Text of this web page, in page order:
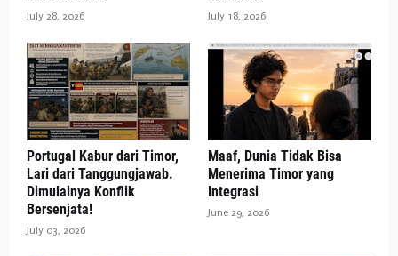
July 28, 2026 July 18, 2026
Portugal Kabur dari Timor,
Lari dari Tanggungjawab.
Dimulainya Konflik
Bersenjata!
July 03, 2026
Maaf, Dunia Tidak Bisa
Menerima Timor yang
Integrasi
June 29, 2026